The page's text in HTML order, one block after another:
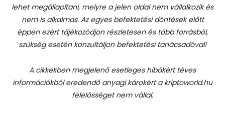
lehet megállapítani, melyre a jelen oldal nem vállalkozik és
nem is alkalmas. Az egyes befektetési döntések előtt
éppen ezért tájékozódjon részletesen és több forrásból,
szükség esetén konzultáljon befektetési tanácsadóval!
A cikkekben megjelenő esetleges hibákért téves
információkból eredendő anyagi károkért a kriptoworld.hu
felelősséget nem vállal.